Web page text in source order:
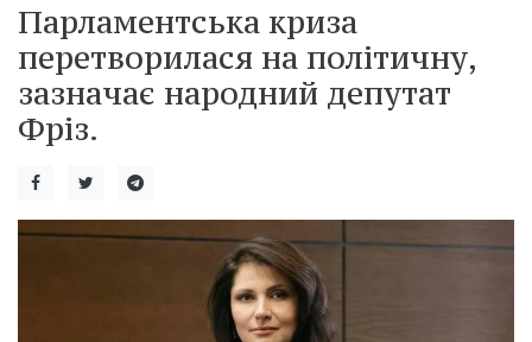
Парламентська криза
перетворилася на політичну,
зазначає народний депутат
Фріз.